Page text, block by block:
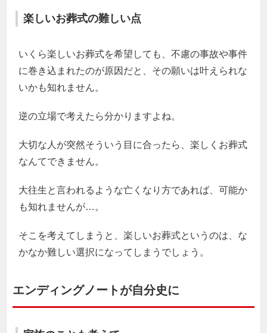
楽しいお葬式の難しい点
いくら楽しいお葬式を希望しても、不慮の事故や事件
に巻き込まれたのが原因だと、その願いは叶えられな
いかも知れません。
逆の立場で考えたら分かりますよね。
大切な人が突然そういう目に合ったら、楽しくお葬式
なんてできません。
大往生と言われるような亡くなり方であれば、可能か
も知れませんが…。
そこを考えてしまうと、楽しいお葬式というのは、な
かなか難しい選択になってしまうでしょう。
エンディングノートが自分史に